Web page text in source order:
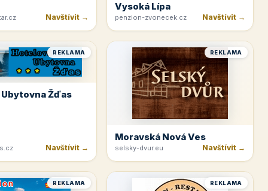
Navštívit →
Vysoká Lípa
penzion-zvonecek.cz Navštívit →
REKLAMA
Žďas
Navštívit →
REKLAMA
Moravská Nová Ves
selsky-dvur.eu Navštívit →
REKLAMA REKLAMA